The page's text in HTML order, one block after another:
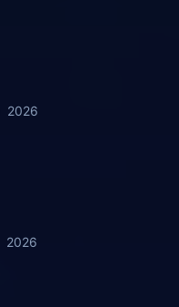
2026
2026